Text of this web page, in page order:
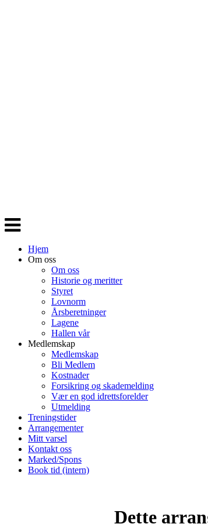
Veksle
navigasjon
Hjem
Om oss
Om oss
Historie og meritter
Styret
Lovnorm
Årsberetninger
Lagene
Hallen vår
Medlemskap
Medlemskap
Bli Medlem
Kostnader
Forsikring og skademelding
Vær en god idrettsforelder
Utmelding
Treningstider
Arrangementer
Mitt varsel
Kontakt oss
Marked/Spons
Book tid (intern)
Dette